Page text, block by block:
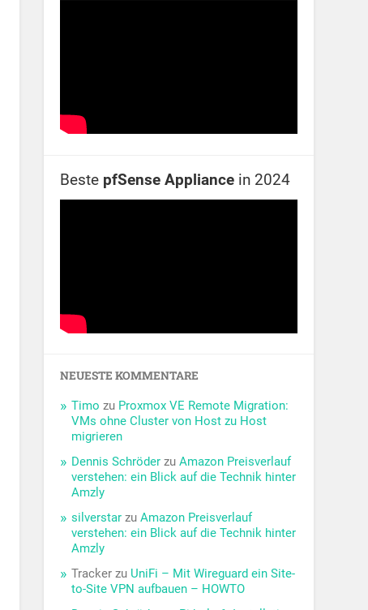
Beste pfSense Appliance in 2024
NEUESTE KOMMENTARE
Timo zu Proxmox VE Remote Migration:
VMs ohne Cluster von Host zu Host
migrieren
Dennis Schröder zuAmazon Preisverlauf
verstehen: ein Blick auf die Technik hinter
Amzly
silverstar zuAmazon Preisverlauf
verstehen: ein Blick auf die Technik hinter
Amzly
Tracker zu UniFi – Mit Wireguard ein Site-
to-Site VPN aufbauen – HOWTO